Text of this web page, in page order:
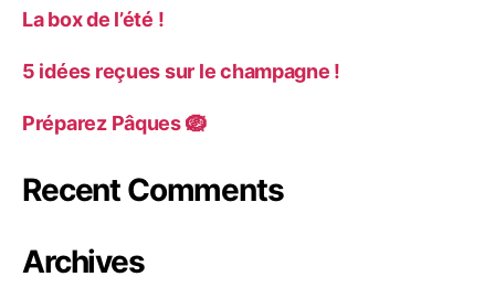
La box de l’été !
5 idées reçues sur le champagne !
Préparez Pâques 🪺
Recent Comments
Archives